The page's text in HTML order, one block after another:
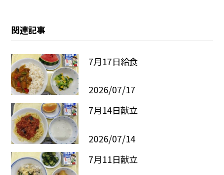
関連記事
7月17日給食
2026/07/17
7月14日献立
2026/07/14
7月11日献立